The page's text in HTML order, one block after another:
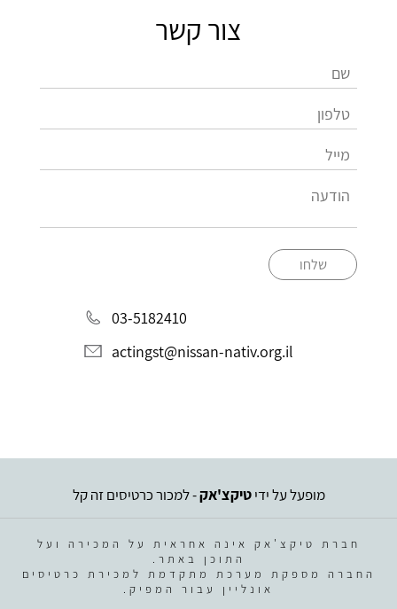
צור קשר
שלחו
03-5182410
actingst@nissan-nativ.org.il
מופעל על ידיטיקצ'אק- למכור כרטיסים זה קל
חברת טיקצ'אק אינה אחראית על המכירה ועל
התוכן באתר.
החברה מספקת מערכת מתקדמת למכירת כרטיסים
אונליין עבור המפיק.